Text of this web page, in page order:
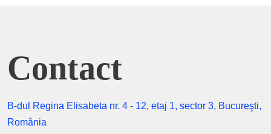
Contact
B-dul Regina Elisabeta nr. 4 - 12, etaj 1, sector 3, Bucureşti,
România